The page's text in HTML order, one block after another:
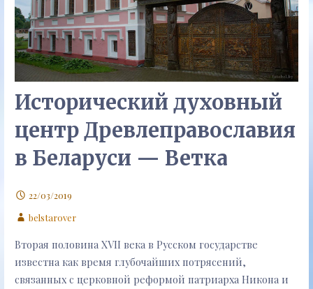
Исторический духовный
центр Древлеправославия
в Беларуси — Ветка
22/03/2019
belstarover
Вторая половина XVII века в Русском государстве
известна как время глубочайших потрясений,
связанных с церковной реформой патриарха Никона и